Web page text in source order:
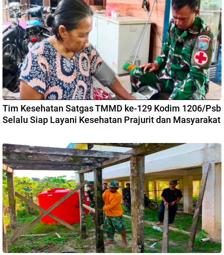
Tim Kesehatan Satgas TMMD ke-129 Kodim 1206/Psb
Selalu Siap Layani Kesehatan Prajurit dan Masyarakat